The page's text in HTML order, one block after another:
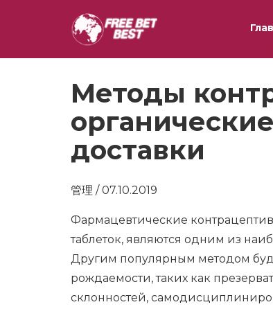
Методы
доставки
管理 / 07.10.2019
Фармацевтические
таблеток, являются одним из
Другим популярным методом
рождаемости, таких как
склонностей,